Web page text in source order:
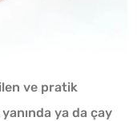
ve pratik
ya da çay